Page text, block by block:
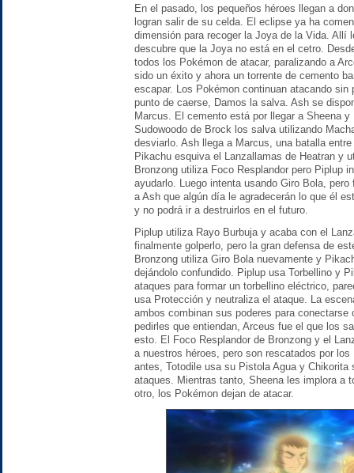
En el pasado, los pequeños héroes llegan a
logran salir de su celda. El eclipse ya ha
dimensión para recoger la Joya de la Vida. Allí
descubre que la Joya no está en el cetro.
todos los Pokémon de atacar, paralizando a
sido un éxito y ahora un torrente de cemento
escapar. Los Pokémon continuan atacando sin
punto de caerse, Damos la salva. Ash se
Marcus. El cemento está por llegar a Sheena
Sudowoodo de Brock los salva utilizando
desviarlo. Ash llega a Marcus, una batalla
Pikachu esquiva el Lanzallamas de Heatran y
Bronzong utiliza Foco Resplandor pero Piplup
ayudarlo. Luego intenta usando Giro Bola,
a Ash que algún día le agradecerán lo que él
y no podrá ir a destruirlos en el futuro.
Piplup utiliza Rayo Burbuja y acaba con el
finalmente golperlo, pero la gran defensa de
Bronzong utiliza Giro Bola nuevamente y
dejándolo confundido. Piplup usa Torbellino y
ataques para formar un torbellino eléctrico,
usa Protección y neutraliza el ataque. La
ambos combinan sus poderes para
pedirles que entiendan, Arceus fue el que los
esto. El Foco Resplandor de Bronzong y el
a nuestros héroes, pero son rescatados por
antes, Totodile usa su Pistola Agua y Chikorita
ataques. Mientras tanto, Sheena les implora a
otro, los Pokémon dejan de atacar.